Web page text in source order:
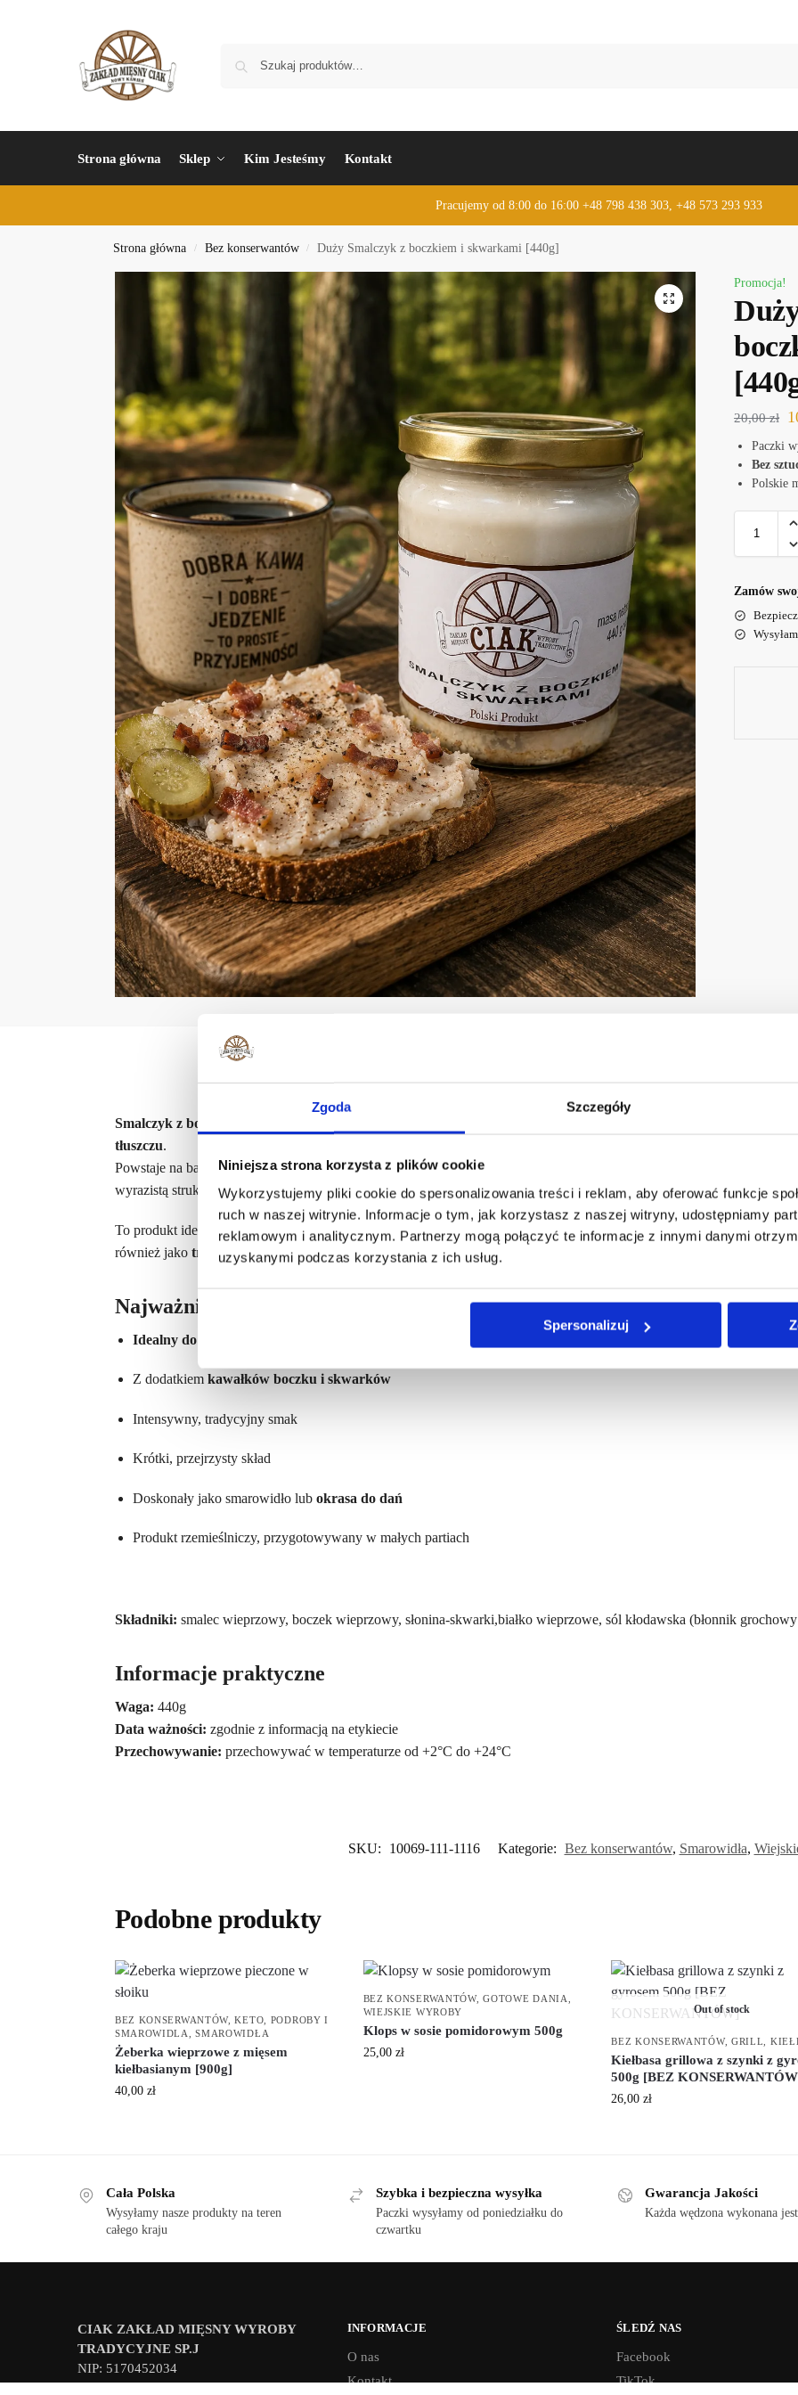
Zgoda Szczegóły
Niniejsza strona korzysta z plików cookie
Wykorzystujemy pliki cookie do spersonalizowania treści i reklam, aby oferować funkcje
ruch w naszej witrynie. Informacje o tym, jak korzystasz z naszej witryny, udostępniamy
reklamowym i analitycznym. Partnerzy mogą połączyć te informacje z innymi danymi
uzyskanymi podczas korzystania z ich usług.
Spersonalizuj
Strona główna Sklep Kim Jesteśmy Kontakt
Pracujemy od 8:00 do 16:00 +48 798 438 303, +48 573 293 933
Strona główna / Bez konserwantów / Duży Smalczyk z boczkiem i skwarkami [440g]
Promocja!
20,00zł
Paczki
Bez
Polskie
Zamów
Smalczyk z boczkiem i skwarkami
tłuszczu.
Powstaje na bazie smalcu wieprzowego, do którego dodajemykawałki naszego wędzonego boczku oraz skwarki
,
wyrazistą strukturę.
To produkt idealny dla osób nadiecie KETO– naturalnie tłusty, sycący i pozbawiony zbędnych dodatków. Świetnie
również jako tradycyjna okrasado potraw takich jak pierogi, kluski, ziemniaki czy kasza.
Najważniejsze cechy produktu
Idealny do diety KETO
Z dodatkiem kawałków boczku i skwarków
Intensywny, tradycyjny smak
Krótki, przejrzysty skład
Doskonały jako smarowidło lub okrasa do dań
Produkt rzemieślniczy, przygotowywany w małych partiach
Składniki: smalec wieprzowy, boczek wieprzowy, słonina-skwarki,białko wieprzowe, sól kłodawska (błonnik
Informacje praktyczne
Waga: 440g
Data ważności: zgodnie z informacją na etykiecie
Przechowywanie: przechowywać w temperaturze od +2°C do +24°C
SKU: 10069-111-1116 Kategorie: Bez konserwantów, Smarowidła,
Podobne produkty
BEZ KONSERWANTÓW,KETO
PODROBY I
SMAROWIDLA
,SMAROWIDŁA
Żeberka wieprzowe z mięsem
kiełbasianym [900g]
40,00 zł
BEZ KONSERWANTÓW,GOTOWE DANIA
WIEJSKIE WYROBY
Klops w sosie pomidorowym 500g
25,00 zł
Out of stock
BEZ KONSERWANTÓW, GRILL
Kiełbasa grillowa z szynki z
500g [BEZ
26,00zł
Cała Polska
Wysyłamy nasze produkty na teren
całego kraju
Szybka i bezpieczna wysyłka
Paczki wysyłamy od poniedziałku do
czwartku
Gwarancja Jakości
Każda wędzona wykonana
CIAK ZAKŁAD MIĘSNY WYROBY
TRADYCYJNE SP.J
NIP: 5170452034
INFORMACJE
O nas
Kontakt
ŚLEDŹ NAS
Facebook
TikTok